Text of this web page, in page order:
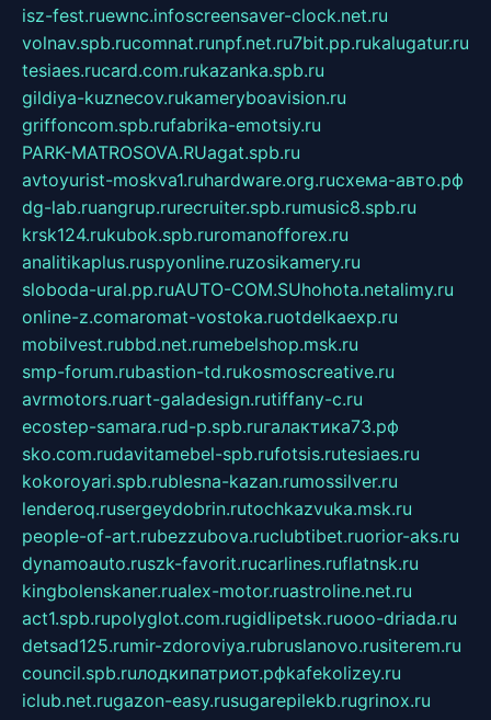
isz-fest.ruewnc.infoscreensaver-clock.net.ru
volnav.spb.rucomnat.runpf.net.ru7bit.pp.rukalugatur.ru
tesiaes.rucard.com.rukazanka.spb.ru
gildiya-kuznecov.rukameryboavision.ru
griffoncom.spb.rufabrika-emotsiy.ru
PARK-MATROSOVA.RUagat.spb.ru
avtoyurist-moskva1.ruhardware.org.ruсхема-авто.рф
dg-lab.ruangrup.rurecruiter.spb.rumusic8.spb.ru
krsk124.rukubok.spb.ruromanofforex.ru
analitikaplus.ruspyonline.ruzosikamery.ru
sloboda-ural.pp.ruAUTO-COM.SUhohota.netalimy.ru
online-z.comaromat-vostoka.ruotdelkaexp.ru
mobilvest.rubbd.net.rumebelshop.msk.ru
smp-forum.rubastion-td.rukosmoscreative.ru
avrmotors.ruart-galadesign.rutiffany-c.ru
ecostep-samara.rud-p.spb.ruгалактика73.рф
sko.com.rudavitamebel-spb.rufotsis.rutesiaes.ru
kokoroyari.spb.rublesna-kazan.rumossilver.ru
lenderoq.rusergeydobrin.rutochkazvuka.msk.ru
people-of-art.rubezzubova.ruclubtibet.ruorior-aks.ru
dynamoauto.ruszk-favorit.rucarlines.ruflatnsk.ru
kingbolenskaner.rualex-motor.ruastroline.net.ru
act1.spb.rupolyglot.com.rugidlipetsk.ruooo-driada.ru
detsad125.rumir-zdoroviya.rubruslanovo.rusiterem.ru
council.spb.ruлодкипатриот.рфkafekolizey.ru
iclub.net.rugazon-easy.rusugarepilekb.rugrinox.ru